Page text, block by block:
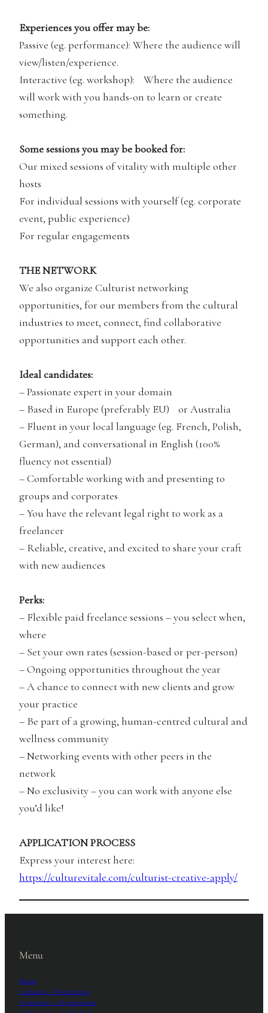
Experiences you offer may be:
Passive (eg. performance): Where the audience will
view/listen/experience.
Interactive (eg. workshop): Where the audience
will work with you hands-on to learn or create
something.
Some sessions you may be booked for:
Our mixed sessions of vitality with multiple other
hosts
For individual sessions with yourself (eg. corporate
event, public experience)
For regular engagements
THE NETWORK
We also organize Culturist networking
opportunities, for our members from the cultural
industries to meet, connect, find collaborative
opportunities and support each other.
Ideal candidates:
– Passionate expert in your domain
– Based in Europe (preferably EU) or Australia
– Fluent in your local language (eg. French, Polish,
German), and conversational in English (100%
fluency not essential)
– Comfortable working with and presenting to
groups and corporates
– You have the relevant legal right to work as a
freelancer
– Reliable, creative, and excited to share your craft
with new audiences
Perks:
– Flexible paid freelance sessions – you select when,
where
– Set your own rates (session-based or per-person)
– Ongoing opportunities throughout the year
– A chance to connect with new clients and grow
your practice
– Be part of a growing, human-centred cultural and
wellness community
– Networking events with other peers in the
network
– No exclusivity – you can work with anyone else
you’d like!
APPLICATION PROCESS
Express your interest here:
https://culturevitale.com/culturist-creative-apply/
Menu
Home
Culturists – Practitioners
Companies – Organizations